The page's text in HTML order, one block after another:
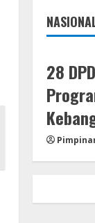
Jakarta
28